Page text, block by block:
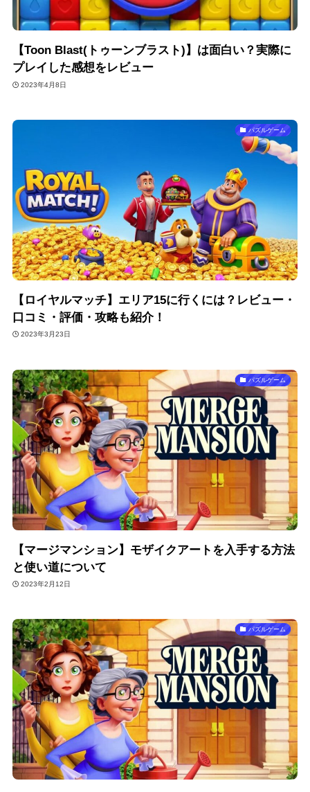
【Toon Blast(トゥーンブラスト)】は面白い？実際に
プレイした感想をレビュー
2023年4月8日
パズルゲーム
【ロイヤルマッチ】エリア15に行くには？レビュー・
口コミ・評価・攻略も紹介！
2023年3月23日
パズルゲーム
【マージマンション】モザイクアートを入手する方法
と使い道について
2023年2月12日
パズルゲーム